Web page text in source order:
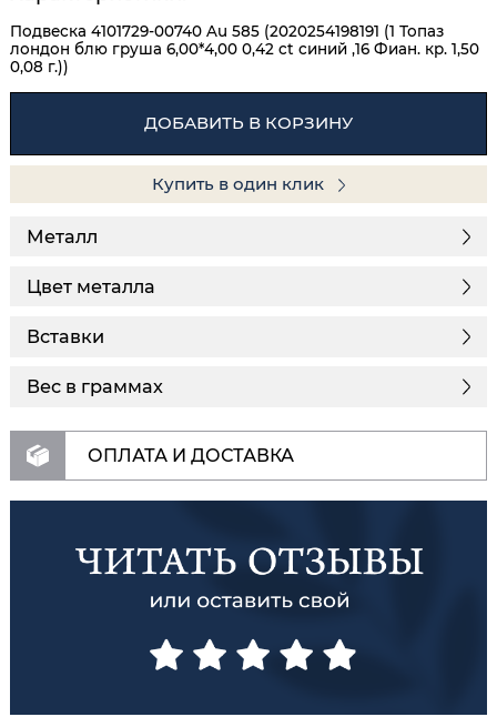
Подвеска 4101729-00740 Au 585 (2020254198191 (1 Топаз
лондон блю груша 6,00*4,00 0,42 ct синий ,16 Фиан. кр. 1,50
0,08 г.))
ДОБАВИТЬ В КОРЗИНУ
Купить в один клик
Металл
Цвет металла
Вставки
Вес в граммах
ОПЛАТА И ДОСТАВКА